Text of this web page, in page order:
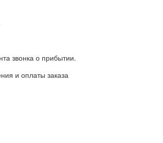
звонка о прибытии.
и оплаты заказа